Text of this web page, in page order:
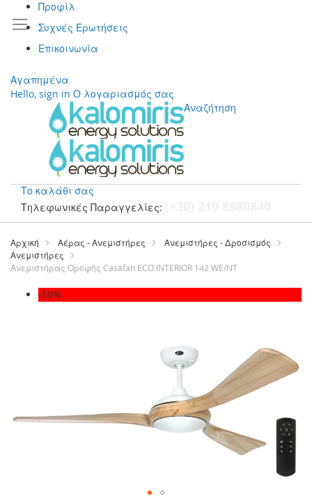
Προφίλ
Συχνές Ερωτήσεις
Επικοινωνία
Αγαπημένα
Hello, sign in Ο λογαριασμός σας
Αναζήτηση
Το καλάθι σας
Τηλεφωνικές Παραγγελίες:
Μετάβαση
περιεχόμενο
Αρχική Αέρας - Ανεμιστήρες
Ανεμιστήρες - Δροσισμός
Ανεμιστήρες
Ανεμιστήρας Οροφής Casafan ECO INTERIOR 142 WE/NT
Μετάβαση
-10%